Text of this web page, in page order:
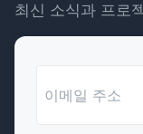
최신 소식과 프로